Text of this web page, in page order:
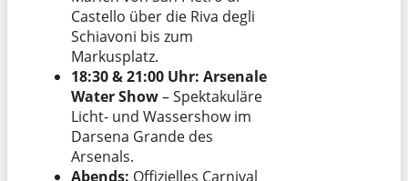
Castello über die Riva degli
Schiavoni bis zum
Markusplatz.
18:30 & 21:00 Uhr: Arsenale
Water Show– Spektakuläre
Licht- und Wassershow im
Darsena Grande des
Arsenals.
Abends: Offizielles Carnival